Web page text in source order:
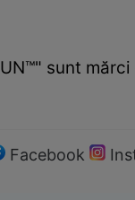
sunt
Facebook